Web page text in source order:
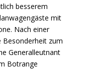
besserem
mit
Nach einer
Besonderheit zum
Generalleutnant
Botrange